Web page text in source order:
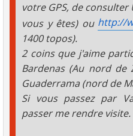
votre GPS, de
vous y êtes) ou http://
1400 topos).
2 coins que j'aime
Bardenas (Au nord de
Guaderrama (nord de
Si vous passez par
passer me rendre visite.